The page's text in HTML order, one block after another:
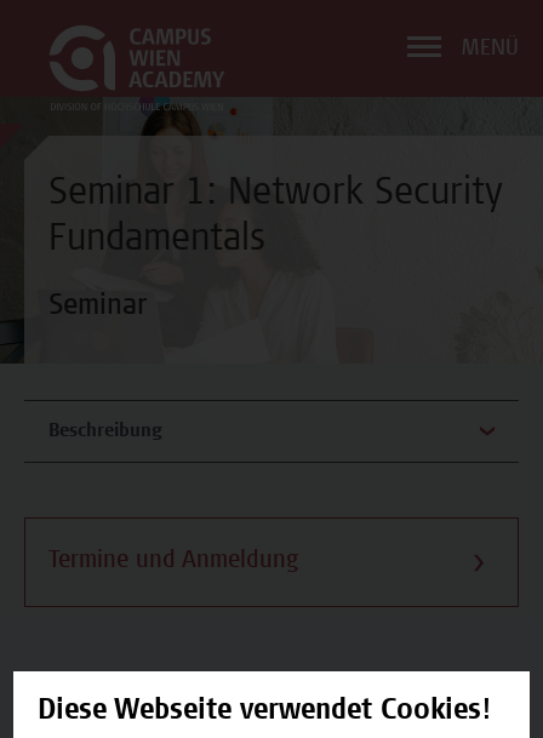
MENÜ
Seminar 1: Network Security
Fundamentals
Seminar
Beschreibung
Termine und Anmeldung
Beschreibung
Diese Webseite verwendet Cookies!